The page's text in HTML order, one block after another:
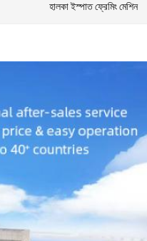
হালকা ইস্পাত ফ্রেমিং মেশিন